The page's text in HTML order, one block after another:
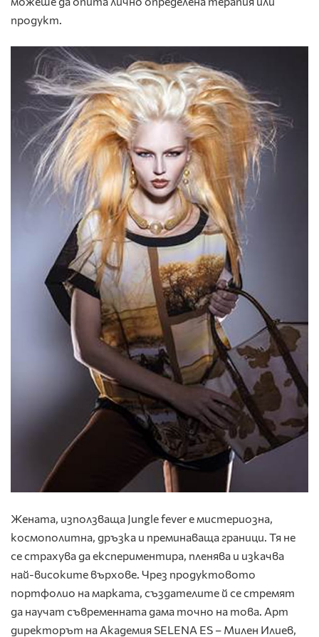
продукт.
Жената, използваща Jungle fever е мистериозна,
космополитна, дръзка и преминаваща граници. Тя не
се страхува да експериментира, пленява и изкачва
най-високите върхове. Чрез продуктовото
портфолио на марката, създателите й се стремят
да научат съвременната дама точно на това. Арт
директорът на Академия SELENA ES – Милен Илиев,